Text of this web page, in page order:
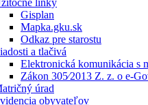
linky
Gisplan
Mapka.gku.sk
Odkaz pre starostu
a tlačivá
Elektronická komunikácia s
Zákon 305⁄2013 Z. z. o e-
úrad
obyvateľov